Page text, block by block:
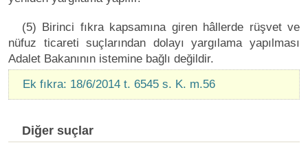
(5) Birinci fıkra kapsamına giren hâllerde rüşvet ve
nüfuz ticareti suçlarından dolayı yargılama yapılması
Adalet Bakanının istemine bağlı değildir.
Ek fıkra: 18/6/2014 t. 6545 s. K. m.56
Diğer suçlar